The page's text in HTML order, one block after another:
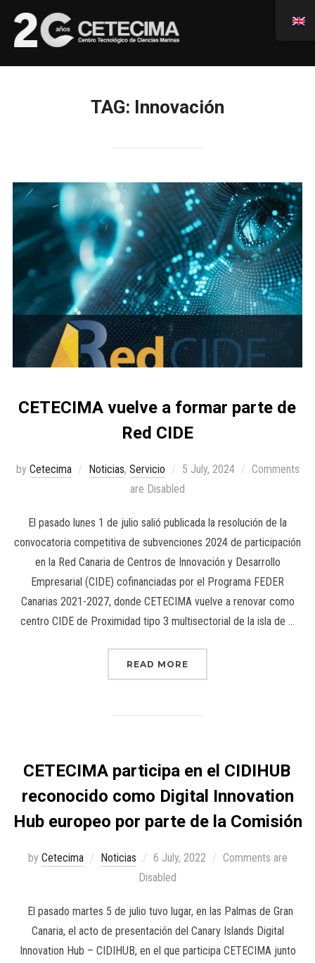
TAG: Innovación
CETECIMA vuelve a formar parte de
Red CIDE
by Cetecima Noticias, Servicio 5 July, 2024
Comments
are Disabled
El pasado lunes 1 de julio salió publicada la resolución de la
convocatoria competitiva de subvenciones 2024 de participación
en la Red Canaria de Centros de Innovación y Desarrollo
Empresarial (CIDE) cofinanciadas por el Programa FEDER
Canarias 2021-2027, donde CETECIMA vuelve a renovar como
centro CIDE de Proximidad tipo 3 multisectorial de la isla de …
READ MORE
CETECIMA participa en el CIDIHUB
reconocido como Digital Innovation
Hub europeo por parte de la Comisión
by Cetecima Noticias 6 July, 2022
Comments are
Disabled
El pasado martes 5 de julio tuvo lugar, en las Palmas de Gran
Canaria, el acto de presentación del Canary Islands Digital
Innovation Hub – CIDIHUB, en el que participa CETECIMA junto